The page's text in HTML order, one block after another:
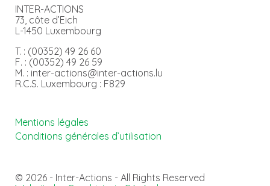
INTER-ACTIONS
73, côte d’Eich
L-1450 Luxembourg
T. : (00352) 49 26 60
F. : (00352) 49 26 59
M. : inter-actions@inter-actions.lu
R.C.S. Luxembourg : F829
Mentions légales
Conditions générales d’utilisation
© 2026 - Inter-Actions - All Rights Reserved